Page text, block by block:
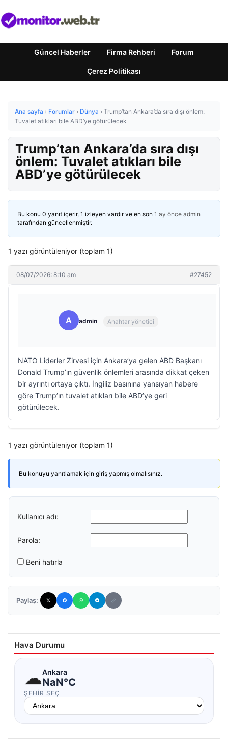
Güncel Haberler Firma Rehberi Forum
Çerez Politikası
Ana sayfa › Forumlar › Dünya › Trump’tan Ankara’da sıra dışı önlem:
Tuvalet atıkları bile ABD’ye götürülecek
Trump’tan Ankara’da sıra dışı
önlem: Tuvalet atıkları bile
ABD’ye götürülecek
Bu konu 0 yanıt içerir, 1 izleyen vardır ve en son 1 ay önce admin
tarafından güncellenmiştir.
1 yazı görüntüleniyor (toplam 1)
08/07/2026: 8:10 am #27452
A admin Anahtar yönetici
NATO Liderler Zirvesi için Ankara’ya gelen ABD Başkanı
Donald Trump’ın güvenlik önlemleri arasında dikkat çeken
bir ayrıntı ortaya çıktı. İngiliz basınına yansıyan habere
göre Trump’ın tuvalet atıkları bile ABD’ye geri
götürülecek.
1 yazı görüntüleniyor (toplam 1)
Bu konuyu yanıtlamak için giriş yapmış olmalısınız.
Kullanıcı adı:
Parola:
Beni hatırla
Paylaş:
Hava Durumu
☁Ankara
NaN°C
ŞEHIR SEÇ